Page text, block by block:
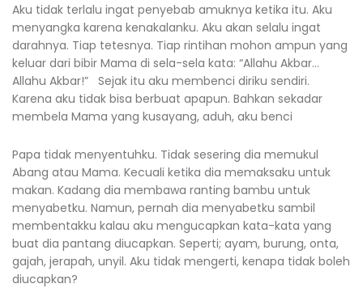
Aku tidak terlalu ingat penyebab amuknya ketika itu. Aku
menyangka karena kenakalanku. Aku akan selalu ingat
darahnya. Tiap tetesnya. Tiap rintihan mohon ampun yang
keluar dari bibir Mama di sela-sela kata: “Allahu Akbar…
Allahu Akbar!” Sejak itu aku membenci diriku sendiri.
Karena aku tidak bisa berbuat apapun. Bahkan sekadar
membela Mama yang kusayang, aduh, aku benci
Papa tidak menyentuhku. Tidak sesering dia memukul
Abang atau Mama. Kecuali ketika dia memaksaku untuk
makan. Kadang dia membawa ranting bambu untuk
menyabetku. Namun, pernah dia menyabetku sambil
membentakku kalau aku mengucapkan kata-kata yang
buat dia pantang diucapkan. Seperti; ayam, burung, onta,
gajah, jerapah, unyil. Aku tidak mengerti, kenapa tidak boleh
diucapkan?